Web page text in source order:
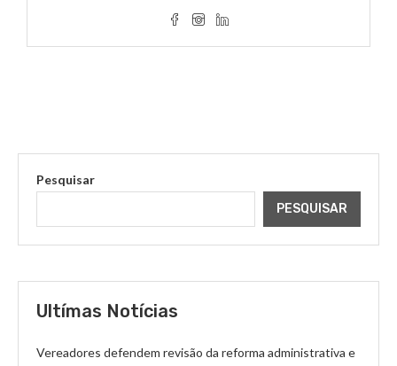
Pesquisar
PESQUISAR
Ultímas Notícias
Vereadores defendem revisão da reforma administrativa e